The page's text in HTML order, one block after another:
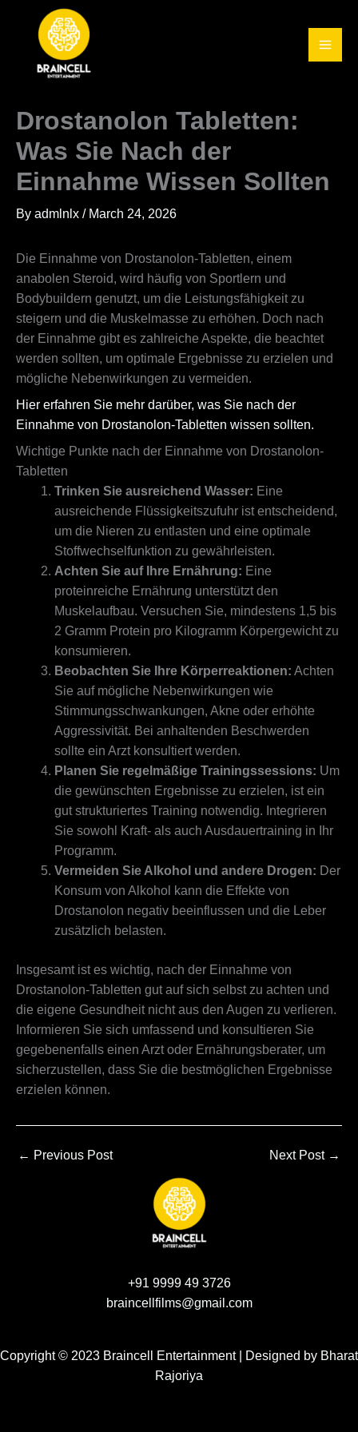
content
Drostanolon Tabletten:
Was Sie Nach der
Einnahme Wissen Sollten
By admlnlx / March 24, 2026
Die Einnahme von Drostanolon-Tabletten, einem
anabolen Steroid, wird häufig von Sportlern und
Bodybuildern genutzt, um die Leistungsfähigkeit zu
steigern und die Muskelmasse zu erhöhen. Doch nach
der Einnahme gibt es zahlreiche Aspekte, die beachtet
werden sollten, um optimale Ergebnisse zu erzielen und
mögliche Nebenwirkungen zu vermeiden.
Hier erfahren Sie mehr darüber, was Sie nach der
Einnahme von Drostanolon-Tabletten wissen sollten.
Wichtige Punkte nach der Einnahme von Drostanolon-
Tabletten
Trinken Sie ausreichend Wasser: Eine
ausreichende Flüssigkeitszufuhr ist entscheidend,
um die Nieren zu entlasten und eine optimale
Stoffwechselfunktion zu gewährleisten.
Achten Sie auf Ihre Ernährung: Eine
proteinreiche Ernährung unterstützt den
Muskelaufbau. Versuchen Sie, mindestens 1,5 bis
2 Gramm Protein pro Kilogramm Körpergewicht zu
konsumieren.
Beobachten Sie Ihre Körperreaktionen: Achten
Sie auf mögliche Nebenwirkungen wie
Stimmungsschwankungen, Akne oder erhöhte
Aggressivität. Bei anhaltenden Beschwerden
sollte ein Arzt konsultiert werden.
Planen Sie regelmäßige Trainingssessions: Um
die gewünschten Ergebnisse zu erzielen, ist ein
gut strukturiertes Training notwendig. Integrieren
Sie sowohl Kraft- als auch Ausdauertraining in Ihr
Programm.
Vermeiden Sie Alkohol und andere Drogen: Der
Konsum von Alkohol kann die Effekte von
Drostanolon negativ beeinflussen und die Leber
zusätzlich belasten.
Insgesamt ist es wichtig, nach der Einnahme von
Drostanolon-Tabletten gut auf sich selbst zu achten und
die eigene Gesundheit nicht aus den Augen zu verlieren.
Informieren Sie sich umfassend und konsultieren Sie
gegebenenfalls einen Arzt oder Ernährungsberater, um
sicherzustellen, dass Sie die bestmöglichen Ergebnisse
erzielen können.
← Previous Post Next Post →
+91 9999 49 3726
braincellfilms@gmail.com
Copyright © 2023 Braincell Entertainment | Designed by Bharat
Rajoriya